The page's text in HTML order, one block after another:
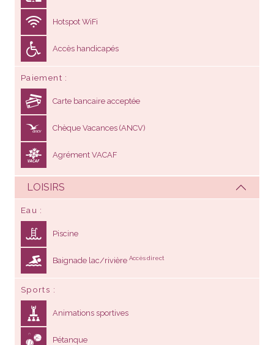
Hotspot WiFi
Accès handicapés
Paiement
Carte bancaire acceptée
Chèque Vacances (ANCV)
Agrément VACAF
LOISIRS
Eau
Piscine
Baignade lac/rivière Accès direct
Sports
Animations sportives
Pétanque